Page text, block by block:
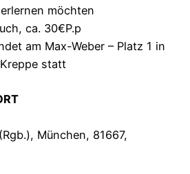
möchten
ca. 30€P.p
am Max-Weber – Platz 1 in
statt
München, 81667,